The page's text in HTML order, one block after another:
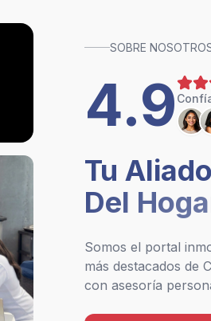
SOBRE
4.9
Tu
Del
Somos el portal
más destacados de
con asesoría